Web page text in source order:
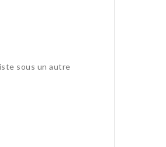
sous un autre